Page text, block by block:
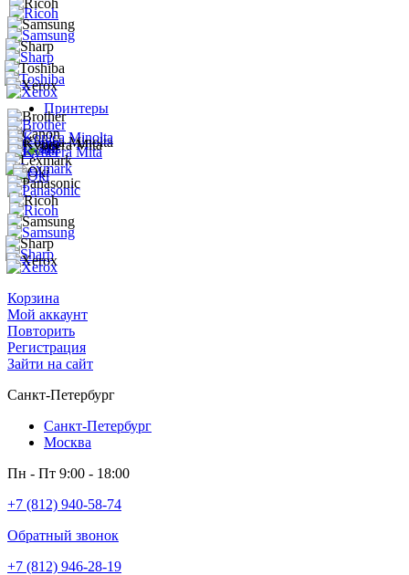
Принтеры
Корзина
Мой аккаунт
Повторить
Регистрация
Зайти на сайт
Санкт-Петербург
Санкт-Петербург
Москва
Пн - Пт 9:00 - 18:00
+7 (812) 940-58-74
Обратный звонок
+7 (812) 946-28-19